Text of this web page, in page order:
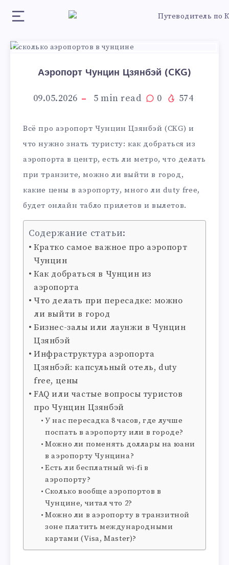
Аэропорт Чунцин Цзянбэй (CKG)
09.05.2026 5 min read 0 574
Всё про аэропорт Чунцин Цзянбэй (CKG) и
что нужно знать туристу: как добраться из
аэропорта в центр, есть ли метро, что делать
при транзите, можно ли выйти в город,
какие цены в аэропорту, много ли duty free,
будет онлайн табло прилетов и вылетов.
Содержание статьи:
Кратко самое важное про аэропорт
Чунцин
Как добраться в Чунцин из
аэропорта
Что делать при пересадке: можно
ли выйти в город
Бизнес-залы или лаунжи в Чунцин
Цзянбэй
Инфраструктура аэропорта
Цзянбэй: капсульный отель, duty
free, цены
FAQ или частые вопросы туристов
про Чунцин Цзянбэй
У нас пересадка 8 часов, где лучше
поспать в аэропорту или в городе?
Можно ли поменять доллары на юани
в аэропорту Чунцина?
Есть ли бесплатный wi-fi в
аэропорту?
Сколько вообще аэропортов в
Чунцине, читал что 2?
Можно ли в аэропорту в транзитной
зоне платить международными
картами (Visa, Master)?